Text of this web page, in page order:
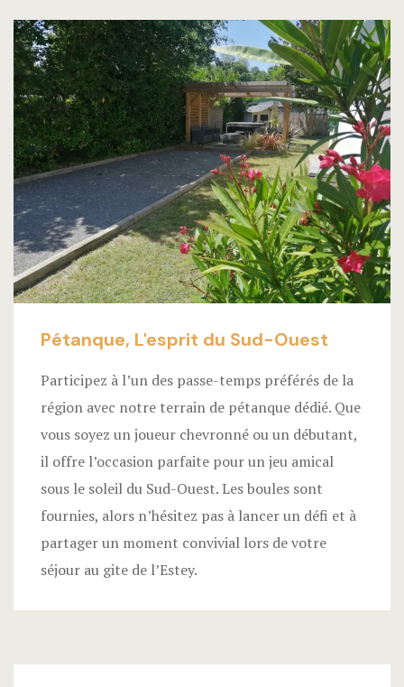
Pétanque, L'esprit du Sud-Ouest
Participez à l’un des passe-temps préférés de la
région avec notre terrain de pétanque dédié. Que
vous soyez un joueur chevronné ou un débutant,
il offre l’occasion parfaite pour un jeu amical
sous le soleil du Sud-Ouest. Les boules sont
fournies, alors n’hésitez pas à lancer un défi et à
partager un moment convivial lors de votre
séjour au gite de l’Estey.